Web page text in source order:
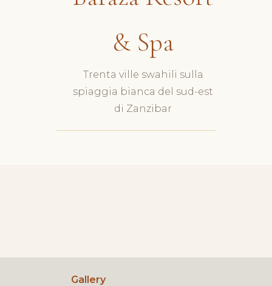
& Spa
Trenta ville swahili sulla
spiaggia bianca del sud-est
di Zanzibar
Gallery